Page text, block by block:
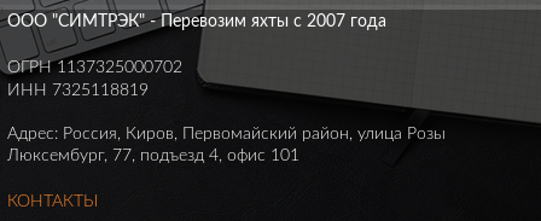
ООО "СИМТРЭК" - Перевозим яхты с 2007 года
ОГРН 1137325000702
ИНН 7325118819
Адрес: Россия, Киров, Первомайский район, улица Розы
Люксембург, 77, подъезд 4, офис 101
КОНТАКТЫ